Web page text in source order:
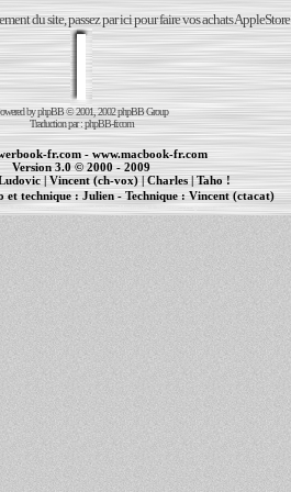
du site, passez par ici pour faire vos achats AppleStore
byphpBB© 2001, 2002 phpBB Group
Traduction par :phpBB-fr.com
fr.com - www.macbook-fr.com
Version 3.0 © 2000 - 2009
|Vincent (ch-vox)| Charles|Taho !
et technique : Julien - Technique :Vincent (ctacat)
| | cr�ation de sites Internet